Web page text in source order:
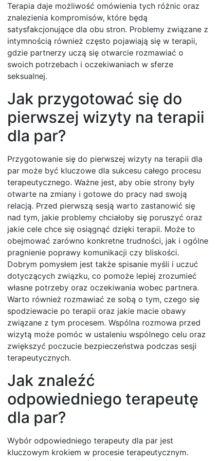
Terapia daje możliwość omówienia tych różnic oraz
znalezienia kompromisów, które będą
satysfakcjonujące dla obu stron. Problemy związane z
intymnością również często pojawiają się w terapii,
gdzie partnerzy uczą się otwarcie rozmawiać o
swoich potrzebach i oczekiwaniach w sferze
seksualnej.
Jak przygotować się do
pierwszej wizyty na terapii
dla par?
Przygotowanie się do pierwszej wizyty na terapii dla
par może być kluczowe dla sukcesu całego procesu
terapeutycznego. Ważne jest, aby obie strony były
otwarte na zmiany i gotowe do pracy nad swoją
relacją. Przed pierwszą sesją warto zastanowić się
nad tym, jakie problemy chciałoby się poruszyć oraz
jakie cele chce się osiągnąć dzięki terapii. Może to
obejmować zarówno konkretne trudności, jak i ogólne
pragnienie poprawy komunikacji czy bliskości.
Dobrym pomysłem jest także spisanie myśli i uczuć
dotyczących związku, co pomoże lepiej zrozumieć
własne potrzeby oraz oczekiwania wobec partnera.
Warto również rozmawiać ze sobą o tym, czego się
spodziewacie po terapii oraz jakie macie obawy
związane z tym procesem. Wspólna rozmowa przed
wizytą może pomóc w ustaleniu wspólnego celu oraz
zwiększyć poczucie bezpieczeństwa podczas sesji
terapeutycznych.
Jak znaleźć
odpowiedniego terapeutę
dla par?
Wybór odpowiedniego terapeuty dla par jest
kluczowym krokiem w procesie terapeutycznym.